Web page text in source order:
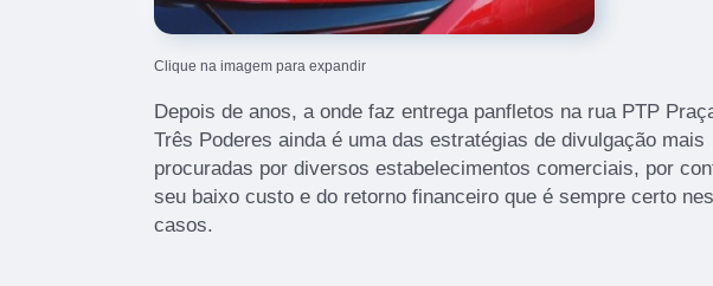
Clique na imagem para expandir
Depois de anos, a onde faz entrega panfletos na rua PTP
Três Poderes ainda é uma das estratégias de divulgação mais
procuradas por diversos estabelecimentos comerciais, por
seu baixo custo e do retorno financeiro que é sempre certo
casos.